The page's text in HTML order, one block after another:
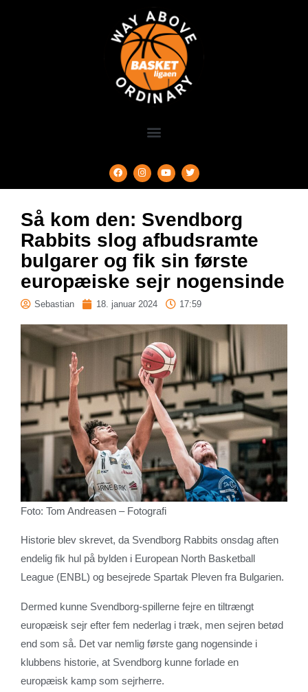
Så kom den: Svendborg
Rabbits slog afbudsramte
bulgarer og fik sin første
europæiske sejr nogensinde
Sebastian 18. januar 2024 17:59
Foto: Tom Andreasen – Fotografi
Historie blev skrevet, da Svendborg Rabbits onsdag aften
endelig fik hul på bylden i European North Basketball
League (ENBL) og besejrede Spartak Pleven fra Bulgarien.
Dermed kunne Svendborg-spillerne fejre en tiltrængt
europæisk sejr efter fem nederlag i træk, men sejren betød
end som så. Det var nemlig første gang nogensinde i
klubbens historie, at Svendborg kunne forlade en
europæisk kamp som sejrherre.